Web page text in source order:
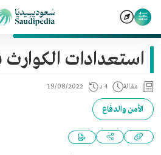
استعدادات
مقالة 4 د 19/08/2022
الأمن والدفاع